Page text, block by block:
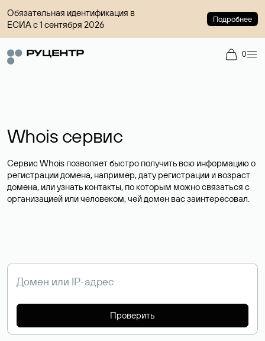
Обязательная идентификация в
ЕСИА с 1 сентября 2026
Подробнее
0
Whois сервис
Сервис Whois позволяет быстро получить всю информацию о
регистрации домена, например, дату регистрации и возраст
домена, или узнать контакты, по которым можно связаться с
организацией или человеком, чей домен вас заинтересовал.
Проверить